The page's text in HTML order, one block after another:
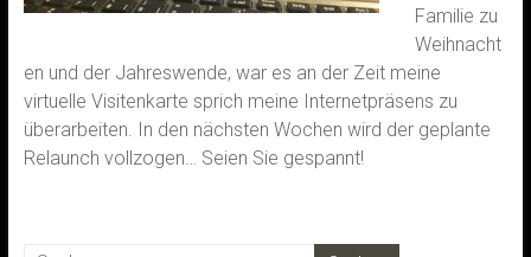
Familie zu
Weihnacht
en und der Jahreswende, war es an der Zeit meine
virtuelle Visitenkarte sprich meine Internetpräsens zu
überarbeiten. In den nächsten Wochen wird der geplante
Relaunch vollzogen… Seien Sie gespannt!